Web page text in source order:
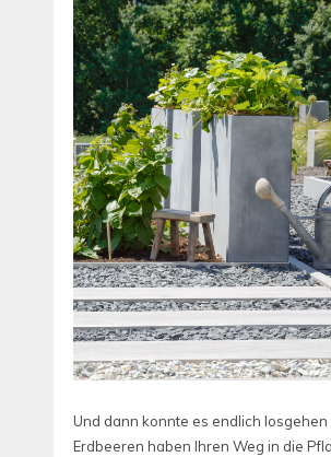
Und dann konnte es endlich losgehen
Erdbeeren haben Ihren Weg in die